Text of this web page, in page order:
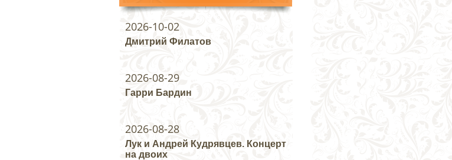
2026-10-02
Дмитрий Филатов
2026-08-29
Гарри Бардин
2026-08-28
Лук и Андрей Кудрявцев. Концерт
на двоих